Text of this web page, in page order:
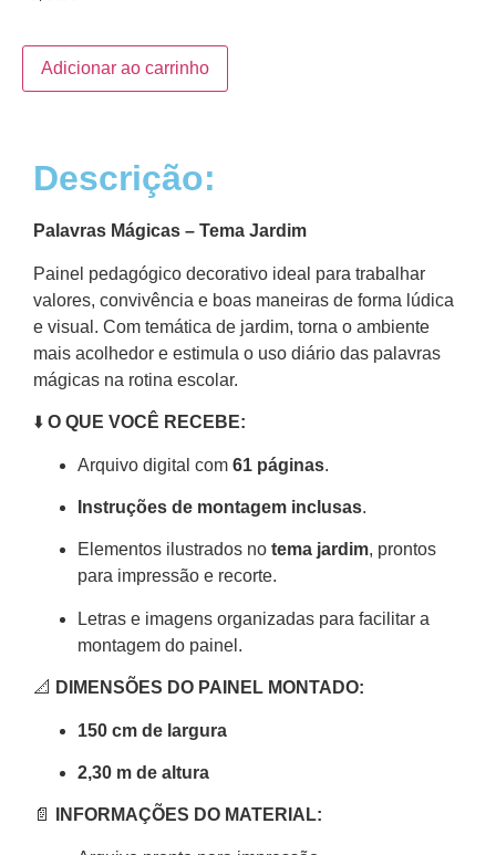
Adicionar ao carrinho
Descrição:
Palavras Mágicas – Tema Jardim
Painel pedagógico decorativo ideal para trabalhar
valores, convivência e boas maneiras de forma lúdica
e visual. Com temática de jardim, torna o ambiente
mais acolhedor e estimula o uso diário das palavras
mágicas na rotina escolar.
⬇️ O QUE VOCÊ RECEBE:
Arquivo digital com 61 páginas.
Instruções de montagem inclusas.
Elementos ilustrados no tema jardim, prontos
para impressão e recorte.
Letras e imagens organizadas para facilitar a
montagem do painel.
📐 DIMENSÕES DO PAINEL MONTADO:
150 cm de largura
2,30 m de altura
📄 INFORMAÇÕES DO MATERIAL: